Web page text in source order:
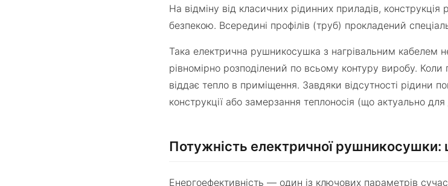
На відміну від класичних рідинних приладів,
безпекою. Всередині профілів (труб) прокладений
Така електрична рушникосушка з нагрівальним кабелем
рівномірно розподілений по всьому контуру виробу.
віддає тепло в приміщення. Завдяки відсутності рідини
конструкції або замерзання теплоносія (що актуально
Потужність електричної рушникосушки:
Енергоефективність — один із ключових параметрів